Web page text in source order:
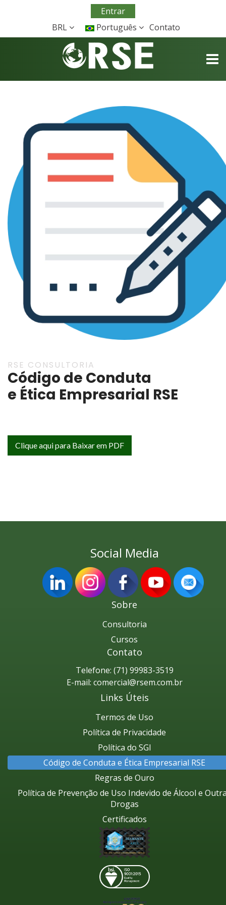
Entrar
BRL
Português Contato
RSE CONSULTORIA
Código de Conduta
e Ética Empresarial RSE
Clique aqui para Baixar em PDF
Social Media
Sobre
Consultoria
Cursos
Contato
Telefone: (71) 99983-3519
E-mail: comercial@rsem.com.br
Links Úteis
Termos de Uso
Política de Privacidade
Política do SGI
Código de Conduta e Ética Empresarial RSE
Regras de Ouro
Política de Prevenção de Uso Indevido de Álcool e
Drogas
Certificados